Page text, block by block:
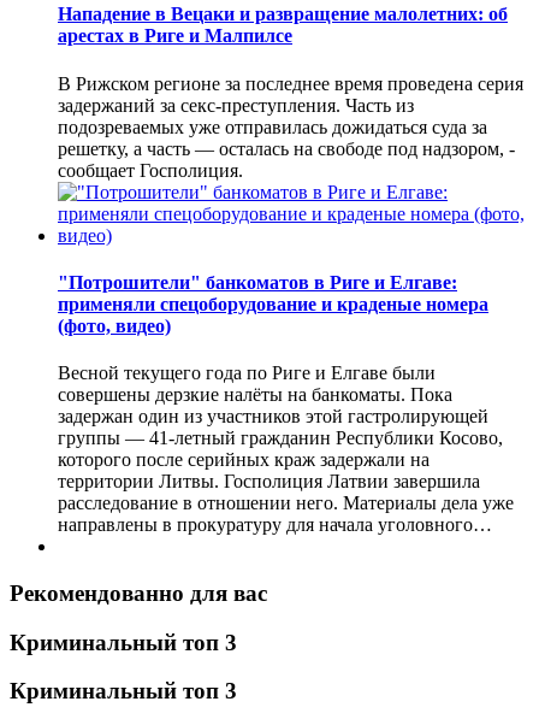
Нападение в Вецаки и развращение малолетних: об
арестах в Риге и Малпилсе
В Рижском регионе за последнее время проведена серия
задержаний за секс-преступления. Часть из
подозреваемых уже отправилась дожидаться суда за
решетку, а часть — осталась на свободе под надзором, -
сообщает Госполиция.
"Потрошители" банкоматов в Риге и Елгаве:
применяли спецоборудование и краденые номера
(фото, видео)
Весной текущего года по Риге и Елгаве были
совершены дерзкие налёты на банкоматы. Пока
задержан один из участников этой гастролирующей
группы — 41-летный гражданин Республики Косово,
которого после серийных краж задержали на
территории Литвы. Госполиция Латвии завершила
расследование в отношении него. Материалы дела уже
направлены в прокуратуру для начала уголовного…
Рекомендованно для вас
Криминальный топ 3
Криминальный топ 3